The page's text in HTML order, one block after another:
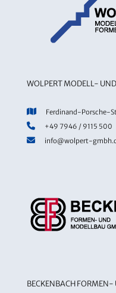
WOLPERT MODELL-
Ferdinand-Porsche-
+49 7946 / 9115 500
info@wolpert-
BECKENBACH